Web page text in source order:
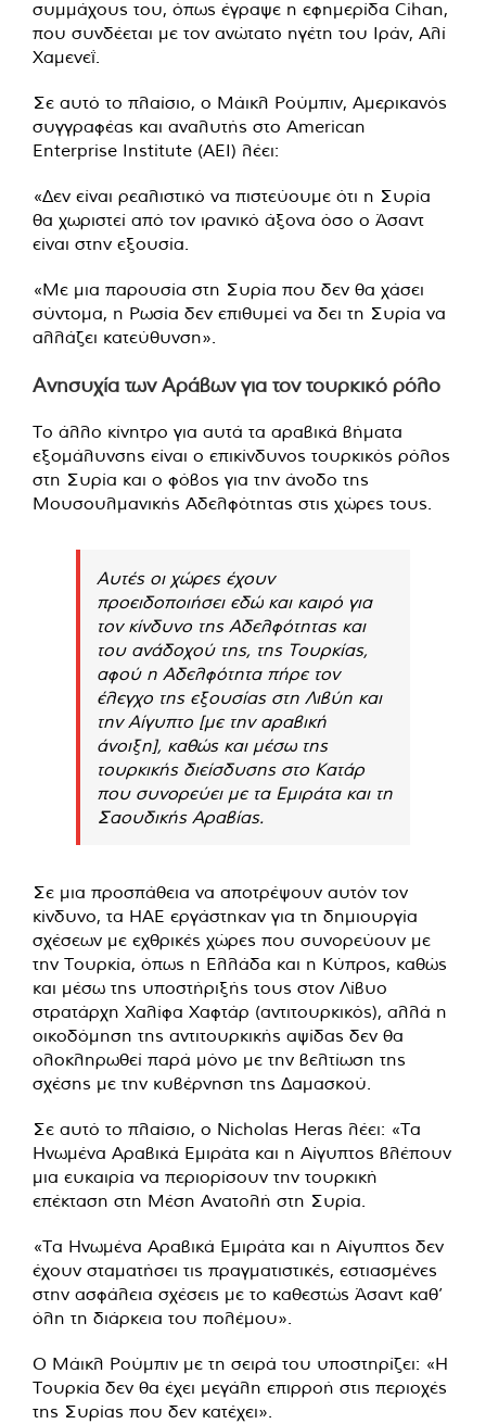
συμμάχους του, όπως έγραψε η εφημερίδα Cihan,
που συνδέεται με τον ανώτατο ηγέτη του Ιράν, Αλί
Χαμενεΐ.
Σε αυτό το πλαίσιο, ο Μάικλ Ρούμπιν, Αμερικανός
συγγραφέας και αναλυτής στο American
Enterprise Institute (AEI) λέει:
«Δεν είναι ρεαλιστικό να πιστεύουμε ότι η Συρία
θα χωριστεί από τον ιρανικό άξονα όσο ο Άσαντ
είναι στην εξουσία.
«Με μια παρουσία στη Συρία που δεν θα χάσει
σύντομα, η Ρωσία δεν επιθυμεί να δει τη Συρία να
αλλάζει κατεύθυνση».
Ανησυχία των Αράβων για τον τουρκικό ρόλο
Το άλλο κίνητρο για αυτά τα αραβικά βήματα
εξομάλυνσης είναι ο επικίνδυνος τουρκικός ρόλος
στη Συρία και ο φόβος για την άνοδο της
Μουσουλμανικής Αδελφότητας στις χώρες τους.
Αυτές οι χώρες έχουν
προειδοποιήσει εδώ και καιρό για
τον κίνδυνο της Αδελφότητας και
του ανάδοχού της, της Τουρκίας,
αφού η Αδελφότητα πήρε τον
έλεγχο της εξουσίας στη Λιβύη και
την Αίγυπτο [με την αραβική
άνοιξη], καθώς και μέσω της
τουρκικής διείσδυσης στο Κατάρ
που συνορεύει με τα Εμιράτα και τη
Σαουδικής Αραβίας.
Σε μια προσπάθεια να αποτρέψουν αυτόν τον
κίνδυνο, τα ΗΑΕ εργάστηκαν για τη δημιουργία
σχέσεων με εχθρικές χώρες που συνορεύουν με
την Τουρκία, όπως η Ελλάδα και η Κύπρος, καθώς
και μέσω της υποστήριξής τους στον Λίβυο
στρατάρχη Χαλίφα Χαφτάρ (αντιτουρκικός), αλλά η
οικοδόμηση της αντιτουρκικής αψίδας δεν θα
ολοκληρωθεί παρά μόνο με την βελτίωση της
σχέσης με την κυβέρνηση της Δαμασκού.
Σε αυτό το πλαίσιο, ο Nicholas Heras λέει: «Τα
Ηνωμένα Αραβικά Εμιράτα και η Αίγυπτος βλέπουν
μια ευκαιρία να περιορίσουν την τουρκική
επέκταση στη Μέση Ανατολή στη Συρία.
«Τα Ηνωμένα Αραβικά Εμιράτα και η Αίγυπτος δεν
έχουν σταματήσει τις πραγματιστικές, εστιασμένες
στην ασφάλεια σχέσεις με το καθεστώς Άσαντ καθ’
όλη τη διάρκεια του πολέμου».
Ο Μάικλ Ρούμπιν με τη σειρά του υποστηρίζει: «Η
Τουρκία δεν θα έχει μεγάλη επιρροή στις περιοχές
της Συρίας που δεν κατέχει».